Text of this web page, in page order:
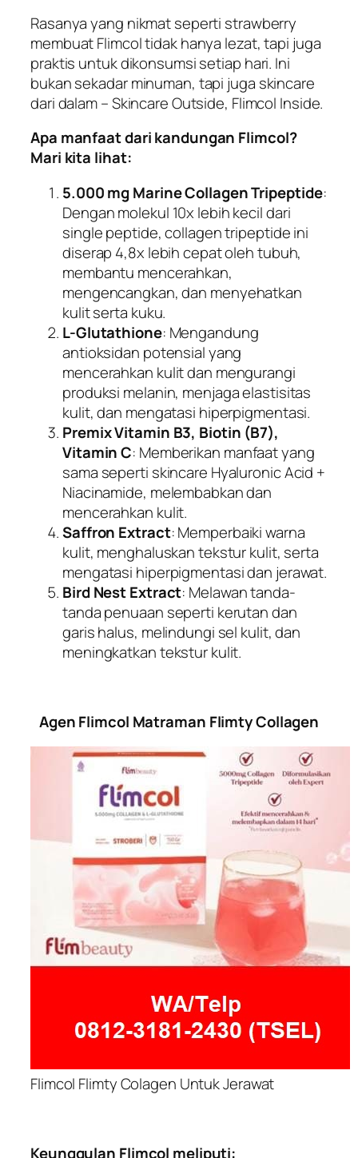
Rasanya yang nikmat seperti strawberry
membuat Flimcol tidak hanya lezat, tapi juga
praktis untuk dikonsumsi setiap hari. Ini
bukan sekadar minuman, tapi juga skincare
dari dalam – Skincare Outside, Flimcol Inside.
Apa manfaat dari kandungan Flimcol?
Mari kita lihat:
5.000 mg Marine Collagen Tripeptide:
Dengan molekul 10x lebih kecil dari
single peptide, collagen tripeptide ini
diserap 4,8x lebih cepat oleh tubuh,
membantu mencerahkan,
mengencangkan, dan menyehatkan
kulit serta kuku.
L-Glutathione: Mengandung
antioksidan potensial yang
mencerahkan kulit dan mengurangi
produksi melanin, menjaga elastisitas
kulit, dan mengatasi hiperpigmentasi.
Premix Vitamin B3, Biotin (B7),
Vitamin C: Memberikan manfaat yang
sama seperti skincare Hyaluronic Acid +
Niacinamide, melembabkan dan
mencerahkan kulit.
Saffron Extract: Memperbaiki warna
kulit, menghaluskan tekstur kulit, serta
mengatasi hiperpigmentasi dan jerawat.
Bird Nest Extract: Melawan tanda-
tanda penuaan seperti kerutan dan
garis halus, melindungi sel kulit, dan
meningkatkan tekstur kulit.
Agen Flimcol Matraman Flimty Collagen
Flimcol Flimty Colagen Untuk Jerawat
Keunggulan Flimcol meliputi: